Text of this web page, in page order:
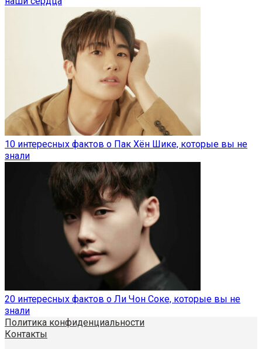
10 интересных фактов о Пак Хён Шике, которые вы не
знали
20 интересных фактов о Ли Чон Соке, которые вы не
знали
Политика конфиденциальности
Контакты